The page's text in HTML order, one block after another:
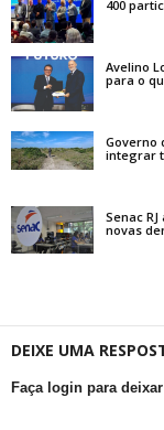
400
Avelino
para o
Governo
integrar
Senac
novas
DEIXE UMA
Faça login para